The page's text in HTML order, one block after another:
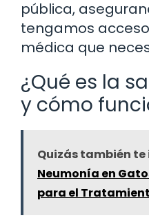
pública,
tengamos
médica que
¿Qué es la
y cómo
Quizás también te
Neumonía en
para el